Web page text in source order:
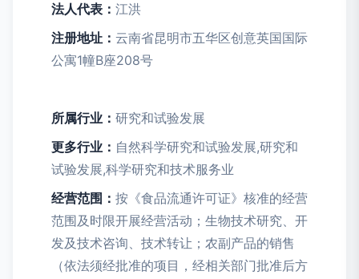
法人代表： 江洪
注册地址： 云南省昆明市五华区创意英国国际
公寓1幢B座208号
所属行业： 研究和试验发展
更多行业： 自然科学研究和试验发展,研究和
试验发展,科学研究和技术服务业
经营范围： 按《食品流通许可证》核准的经营
范围及时限开展经营活动；生物技术研究、开
发及技术咨询、技术转让；农副产品的销售
（依法须经批准的项目，经相关部门批准后方